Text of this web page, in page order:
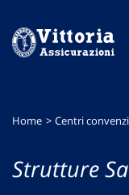
menu
contenuto
footer
Home Centri
Strutture